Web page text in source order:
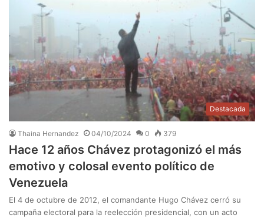
Destacada
Thaina Hernandez 04/10/2024 0 379
Hace 12 años Chávez protagonizó el más
emotivo y colosal evento político de
Venezuela
El 4 de octubre de 2012, el comandante Hugo Chávez cerró su
campaña electoral para la reelección presidencial, con un acto